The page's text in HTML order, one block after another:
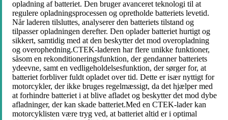
opladning af batteriet. Den bruger avanceret teknologi til at
regulere opladningsprocessen og opretholde batteriets levetid.
Når laderen tilsluttes, analyserer den batteriets tilstand og
tilpasser opladningen derefter. Den oplader batteriet hurtigt og
sikkert, samtidig med at den beskytter det mod overopladning
og overophedning.CTEK-laderen har flere unikke funktioner,
såsom en rekonditioneringsfunktion, der gendanner batteriets
ydeevne, samt en vedligeholdelsesfunktion, der sørger for, at
batteriet forbliver fuldt opladet over tid. Dette er især nyttigt for
motorcykler, der ikke bruges regelmæssigt, da det hjælper med
at forhindre batteriet i at blive afladet og beskytter det mod dybe
afladninger, der kan skade batteriet.Med en CTEK-lader kan
motorcyklisten være tryg ved, at batteriet altid er i optimal